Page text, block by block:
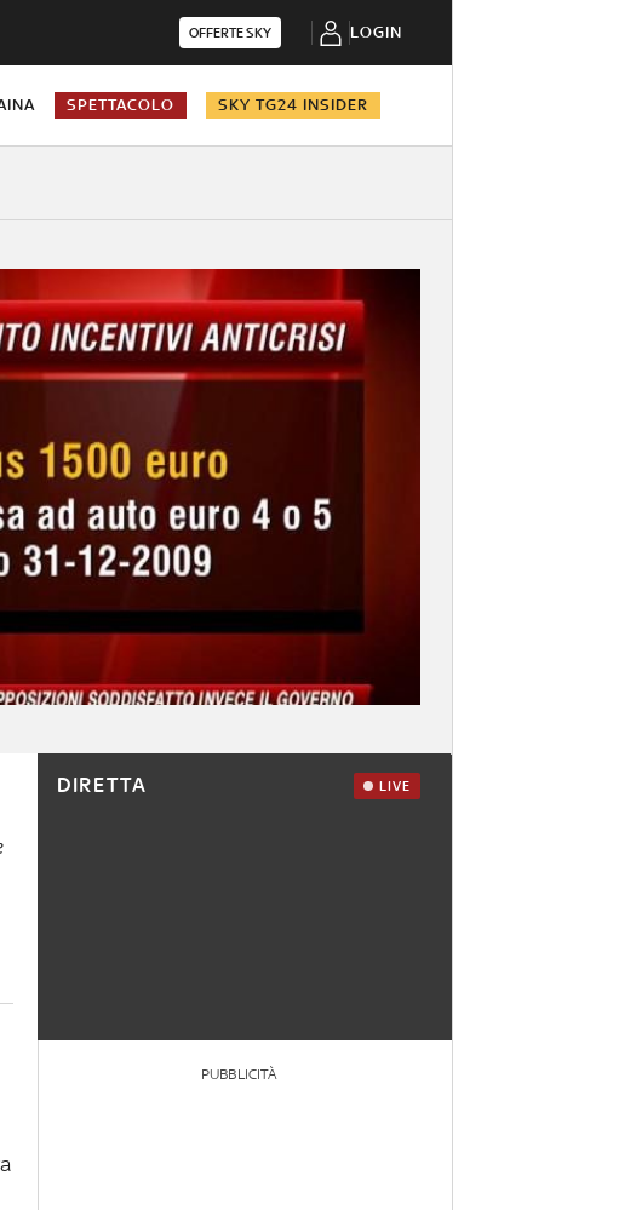
OFFERTE SKY LOGIN
SPETTACOLO SKY TG24 INSIDER
DIRETTA LIVE
PUBBLICITÀ